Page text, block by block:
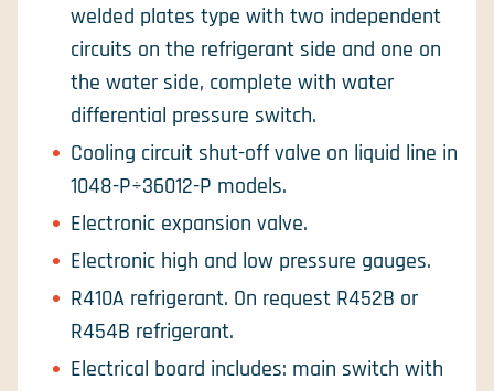
welded plates type with two independent
circuits on the refrigerant side and one on
the water side, complete with water
differential pressure switch.
Cooling circuit shut-off valve on liquid line in
1048-P÷36012-P models.
Electronic expansion valve.
Electronic high and low pressure gauges.
R410A refrigerant. On request R452B or
R454B refrigerant.
Electrical board includes: main switch with